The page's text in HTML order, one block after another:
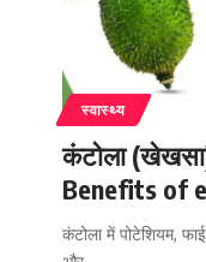
स्वास्थ्य
कंटोला
Benefits of
कंटोला में पोटेशियम,